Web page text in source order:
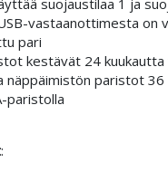
vastaanottimesta on
pari
kestävät 24 kuukautta
näppäimistön paristot 36
paristolla
: